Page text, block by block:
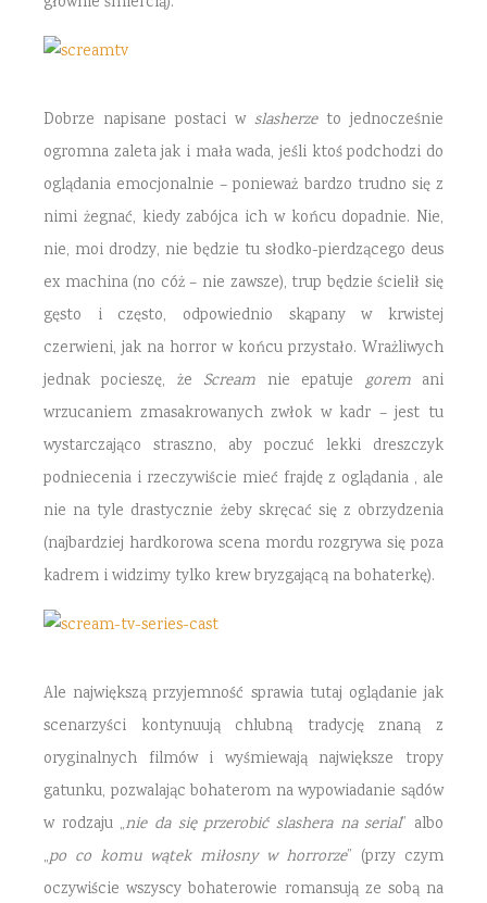
Dobrze napisane postaci w slasherze to jednocześnie
ogromna zaleta jak i mała wada, jeśli ktoś podchodzi do
oglądania emocjonalnie – ponieważ bardzo trudno się z
nimi żegnać, kiedy zabójca ich w końcu dopadnie. Nie,
nie, moi drodzy, nie będzie tu słodko-pierdzącego deus
ex machina (no cóż – nie zawsze), trup będzie ścielił się
gęsto i często, odpowiednio skąpany w krwistej
czerwieni, jak na horror w końcu przystało. Wrażliwych
jednak pocieszę, że Scream nie epatuje gorem ani
wrzucaniem zmasakrowanych zwłok w kadr – jest tu
wystarczająco straszno, aby poczuć lekki dreszczyk
podniecenia i rzeczywiście mieć frajdę z oglądania , ale
nie na tyle drastycznie żeby skręcać się z obrzydzenia
(najbardziej hardkorowa scena mordu rozgrywa się poza
kadrem i widzimy tylko krew bryzgającą na bohaterkę).
Ale największą przyjemność sprawia tutaj oglądanie jak
scenarzyści kontynuują chlubną tradycję znaną z
oryginalnych filmów i wyśmiewają największe tropy
gatunku, pozwalając bohaterom na wypowiadanie sądów
w rodzaju „nie da się przerobić slashera na serial” albo
„po co komu wątek miłosny w horrorze” (przy czym
oczywiście wszyscy bohaterowie romansują ze sobą na